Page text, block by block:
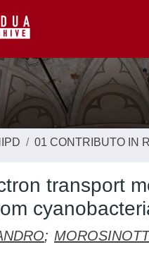
01 CONTRIBUTO IN
transport
;